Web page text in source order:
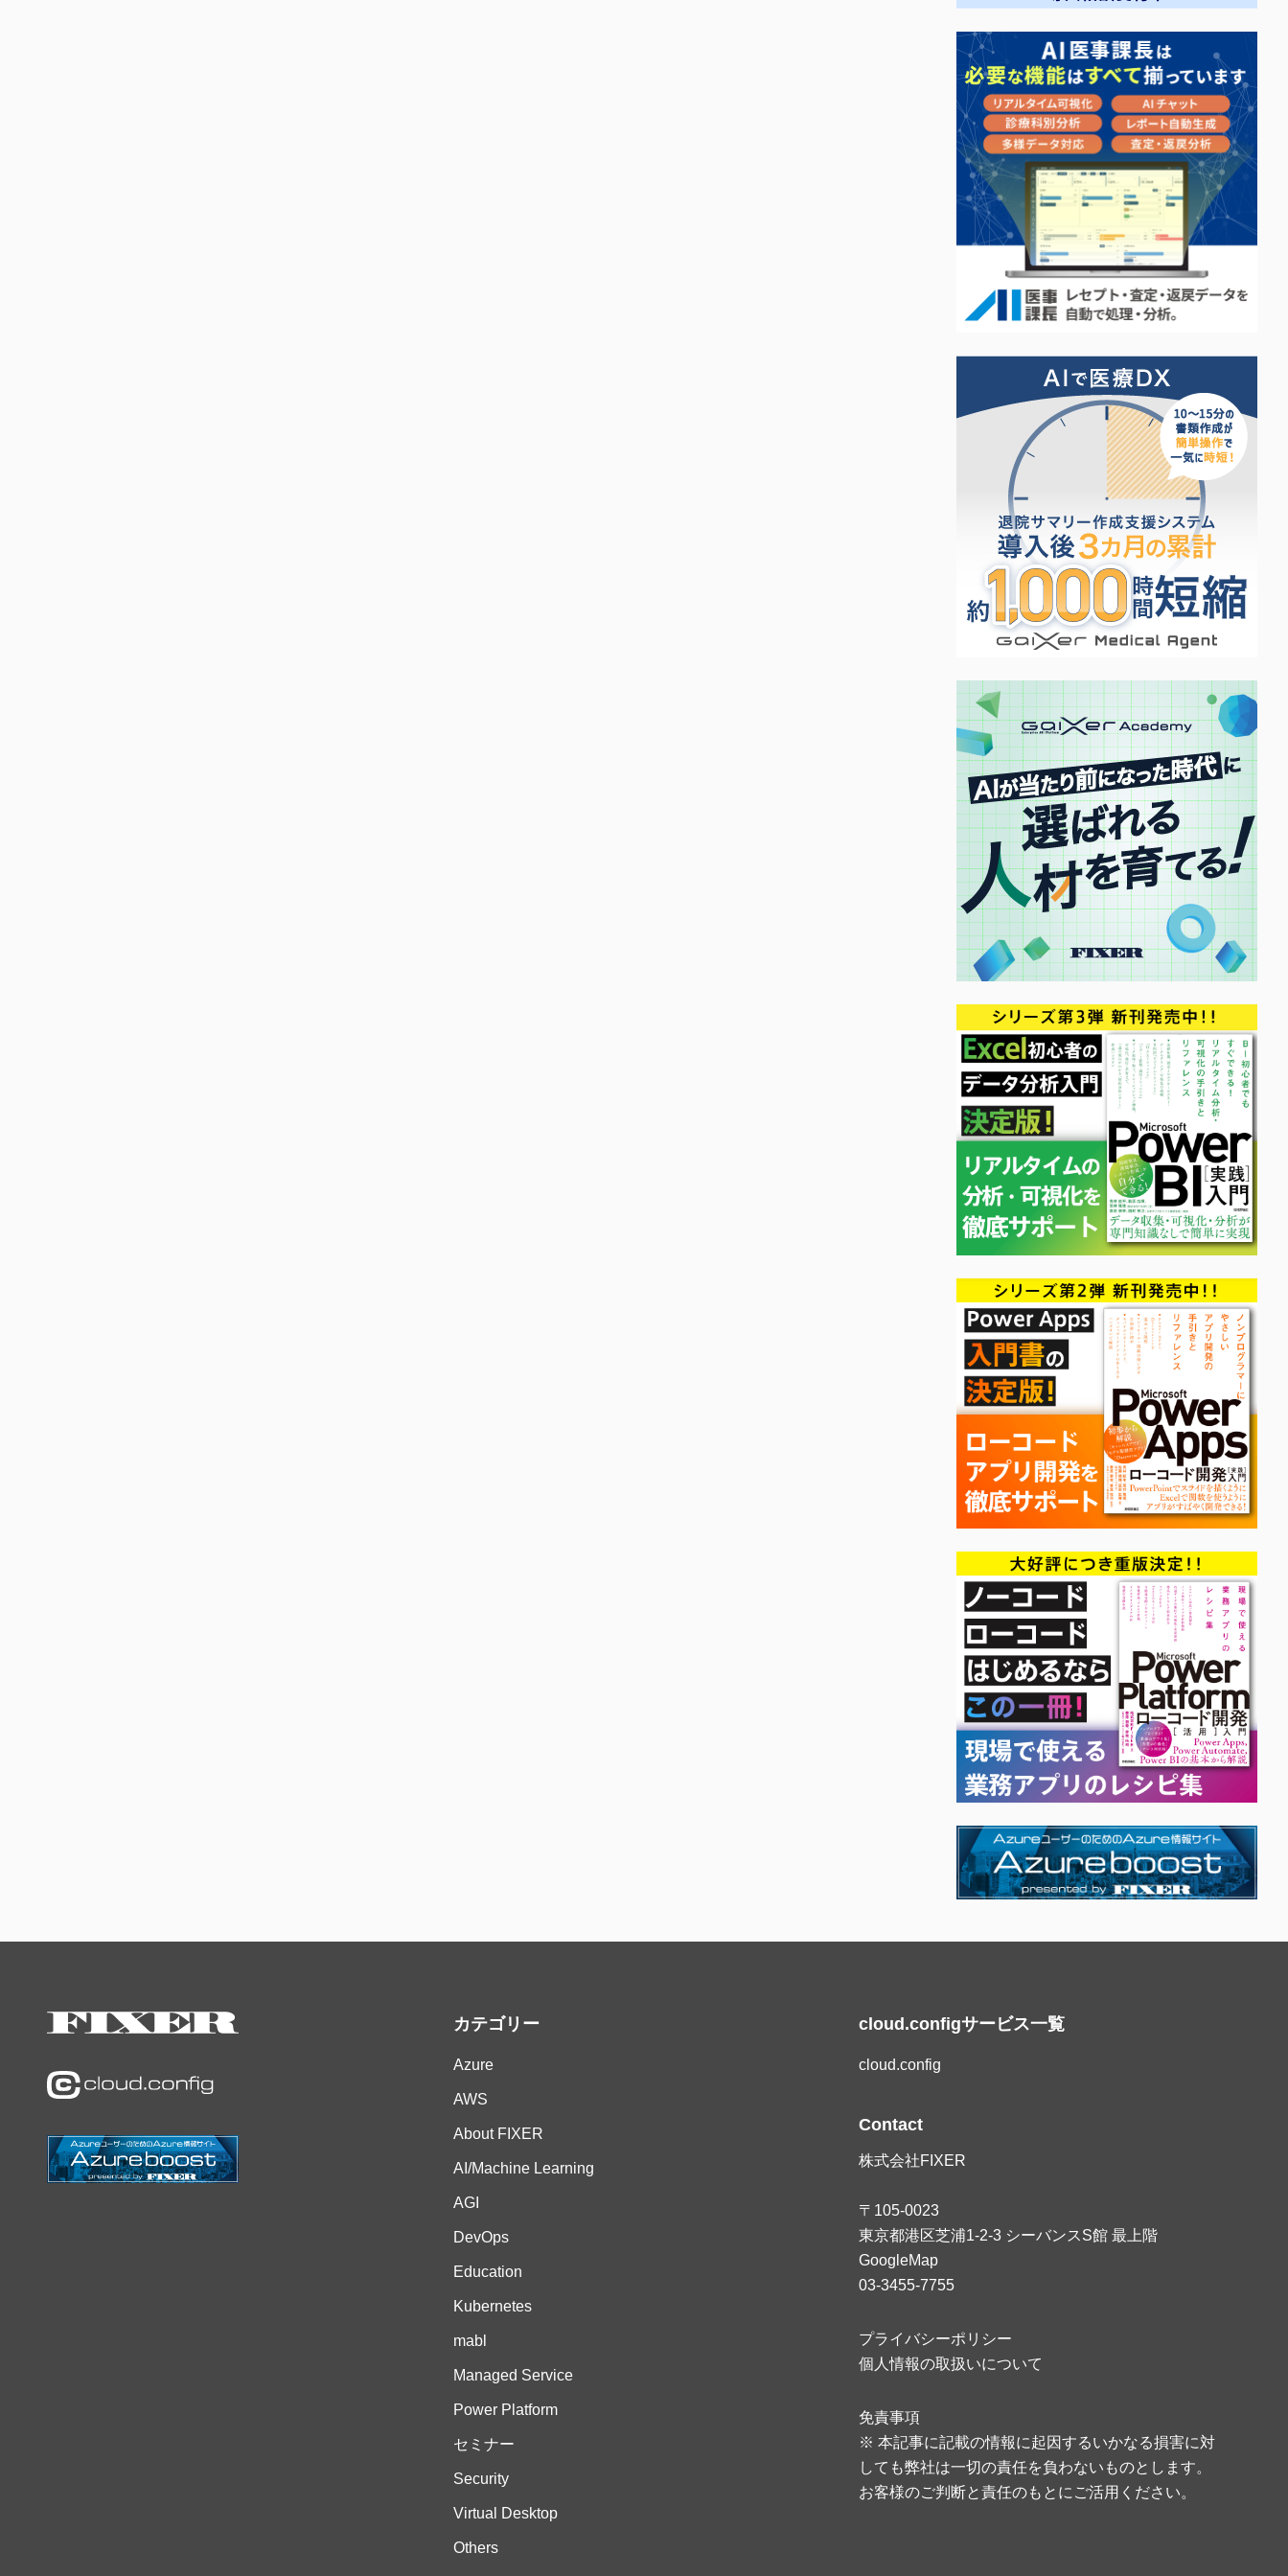
カテゴリー
Azure
AWS
About FIXER
AI/Machine Learning
AGI
DevOps
Education
Kubernetes
mabl
Managed Service
Power Platform
セミナー
Security
Virtual Desktop
Others
cloud.configサービス一覧
cloud.config
Contact
株式会社FIXER
〒105-0023
東京都港区芝浦1-2-3 シーバンスS館 最上階
GoogleMap
03-3455-7755
プライバシーポリシー
個人情報の取扱いについて
免責事項
※ 本記事に記載の情報に起因するいかなる損害に対
しても弊社は一切の責任を負わないものとします。
お客様のご判断と責任のもとにご活用ください。